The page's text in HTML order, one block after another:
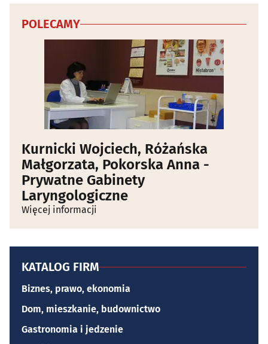
POLECAMY
Kurnicki Wojciech, Różańska
Małgorzata, Pokorska Anna -
Prywatne Gabinety
Laryngologiczne
Więcej informacji
KATALOG FIRM
Biznes, prawo, ekonomia
Dom, mieszkanie, budownictwo
Gastronomia i jedzenie